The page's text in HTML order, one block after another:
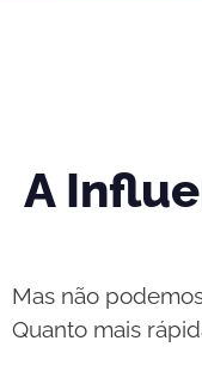
A
Mas não
Quanto mais